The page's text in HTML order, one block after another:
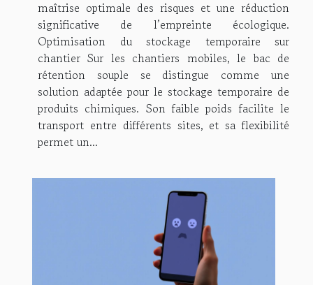
maîtrise optimale des risques et une réduction
significative de l’empreinte écologique.
Optimisation du stockage temporaire sur
chantier Sur les chantiers mobiles, le bac de
rétention souple se distingue comme une
solution adaptée pour le stockage temporaire de
produits chimiques. Son faible poids facilite le
transport entre différents sites, et sa flexibilité
permet un...